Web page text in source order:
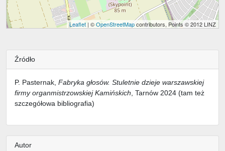
Leaflet | ©OpenStreetMapcontributors, Points © 2012 LINZ
Źródło
P. Pasternak, Fabryka głosów. Stuletnie dzieje warszawskiej
firmy organmistrzowskiej Kamińskich , Tarnów 2024 (tam też
szczegółowa bibliografia)
Autor